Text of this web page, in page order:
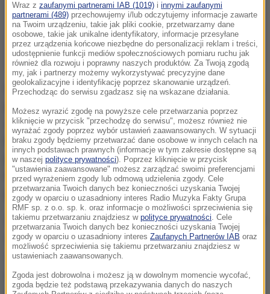
Ostrzeżenie skierowane do osób wybierających się w
podróż do Jordanii wydano niespełna tydzień po
zamachu na patrol policji i komisariat w mieście Al-
Karak. Zginęło wówczas 10 osób - w tym siedmiu
policjantów, dwaj obywatele Jordanii i turystka z
Kanady, a ok. 30 osób zostało rannych. Do zamachu
przyznało się tzw. Państwo Islamskie.
Departament Stanu przypomina obywatelom USA, że
terroryści oraz organizacje ekstremistyczne wyraziły
chęć przeprowadzania ataków, których celem mają
być Amerykanie i obywatele państw zachodnich
Wraz z zaufanymi partnerami IAB (1019) i innymi zaufanymi
partnerami (489) przechowujemy i/lub odczytujemy informacje zawarte
na Twoim urządzeniu, takie jak pliki cookie, przetwarzamy dane
osobowe, takie jak unikalne identyfikatory, informacje przesyłane
przez urządzenia końcowe niezbędne do personalizacji reklam i treści,
udostępnienie funkcji mediów społecznościowych pomiaru ruchu jak
również dla rozwoju i poprawny naszych produktów. Za Twoją zgodą
my, jak i partnerzy możemy wykorzystywać precyzyjne dane
geolokalizacyjne i identyfikację poprzez skanowanie urządzeń.
Przechodząc do serwisu zgadzasz się na wskazane działania.
Możesz wyrazić zgodę na powyższe cele przetwarzania poprzez
kliknięcie w przycisk "przechodzę do serwisu", możesz również nie
wyrażać zgody poprzez wybór ustawień zaawansowanych. W sytuacji
braku zgody będziemy przetwarzać dane osobowe w innych celach na
innych podstawach prawnych (informacje w tym zakresie dostępne są
w naszej polityce prywatności). Poprzez kliknięcie w przycisk
"ustawienia zaawansowane" możesz zarządzać swoimi preferencjami
przed wyrażeniem zgody lub odmową udzielenia zgody. Cele
przetwarzania Twoich danych bez konieczności uzyskania Twojej
zgody w oparciu o uzasadniony interes Radio Muzyka Fakty Grupa
RMF sp. z o.o. sp. k. oraz informacje o możliwości sprzeciwienia się
takiemu przetwarzaniu znajdziesz w polityce prywatności . Cele
przetwarzania Twoich danych bez konieczności uzyskania Twojej
zgody w oparciu o uzasadniony interes Zaufanych Partnerów IAB oraz
możliwość sprzeciwienia się takiemu przetwarzaniu znajdziesz w
ustawieniach zaawansowanych.
Zgoda jest dobrowolna i możesz ją w dowolnym momencie wycofać,
zgoda będzie też podstawą przekazywania danych do naszych